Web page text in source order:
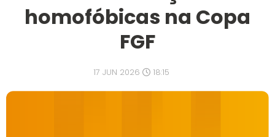
homofóbicas na Copa
FGF
17 JUN 2026 18:15